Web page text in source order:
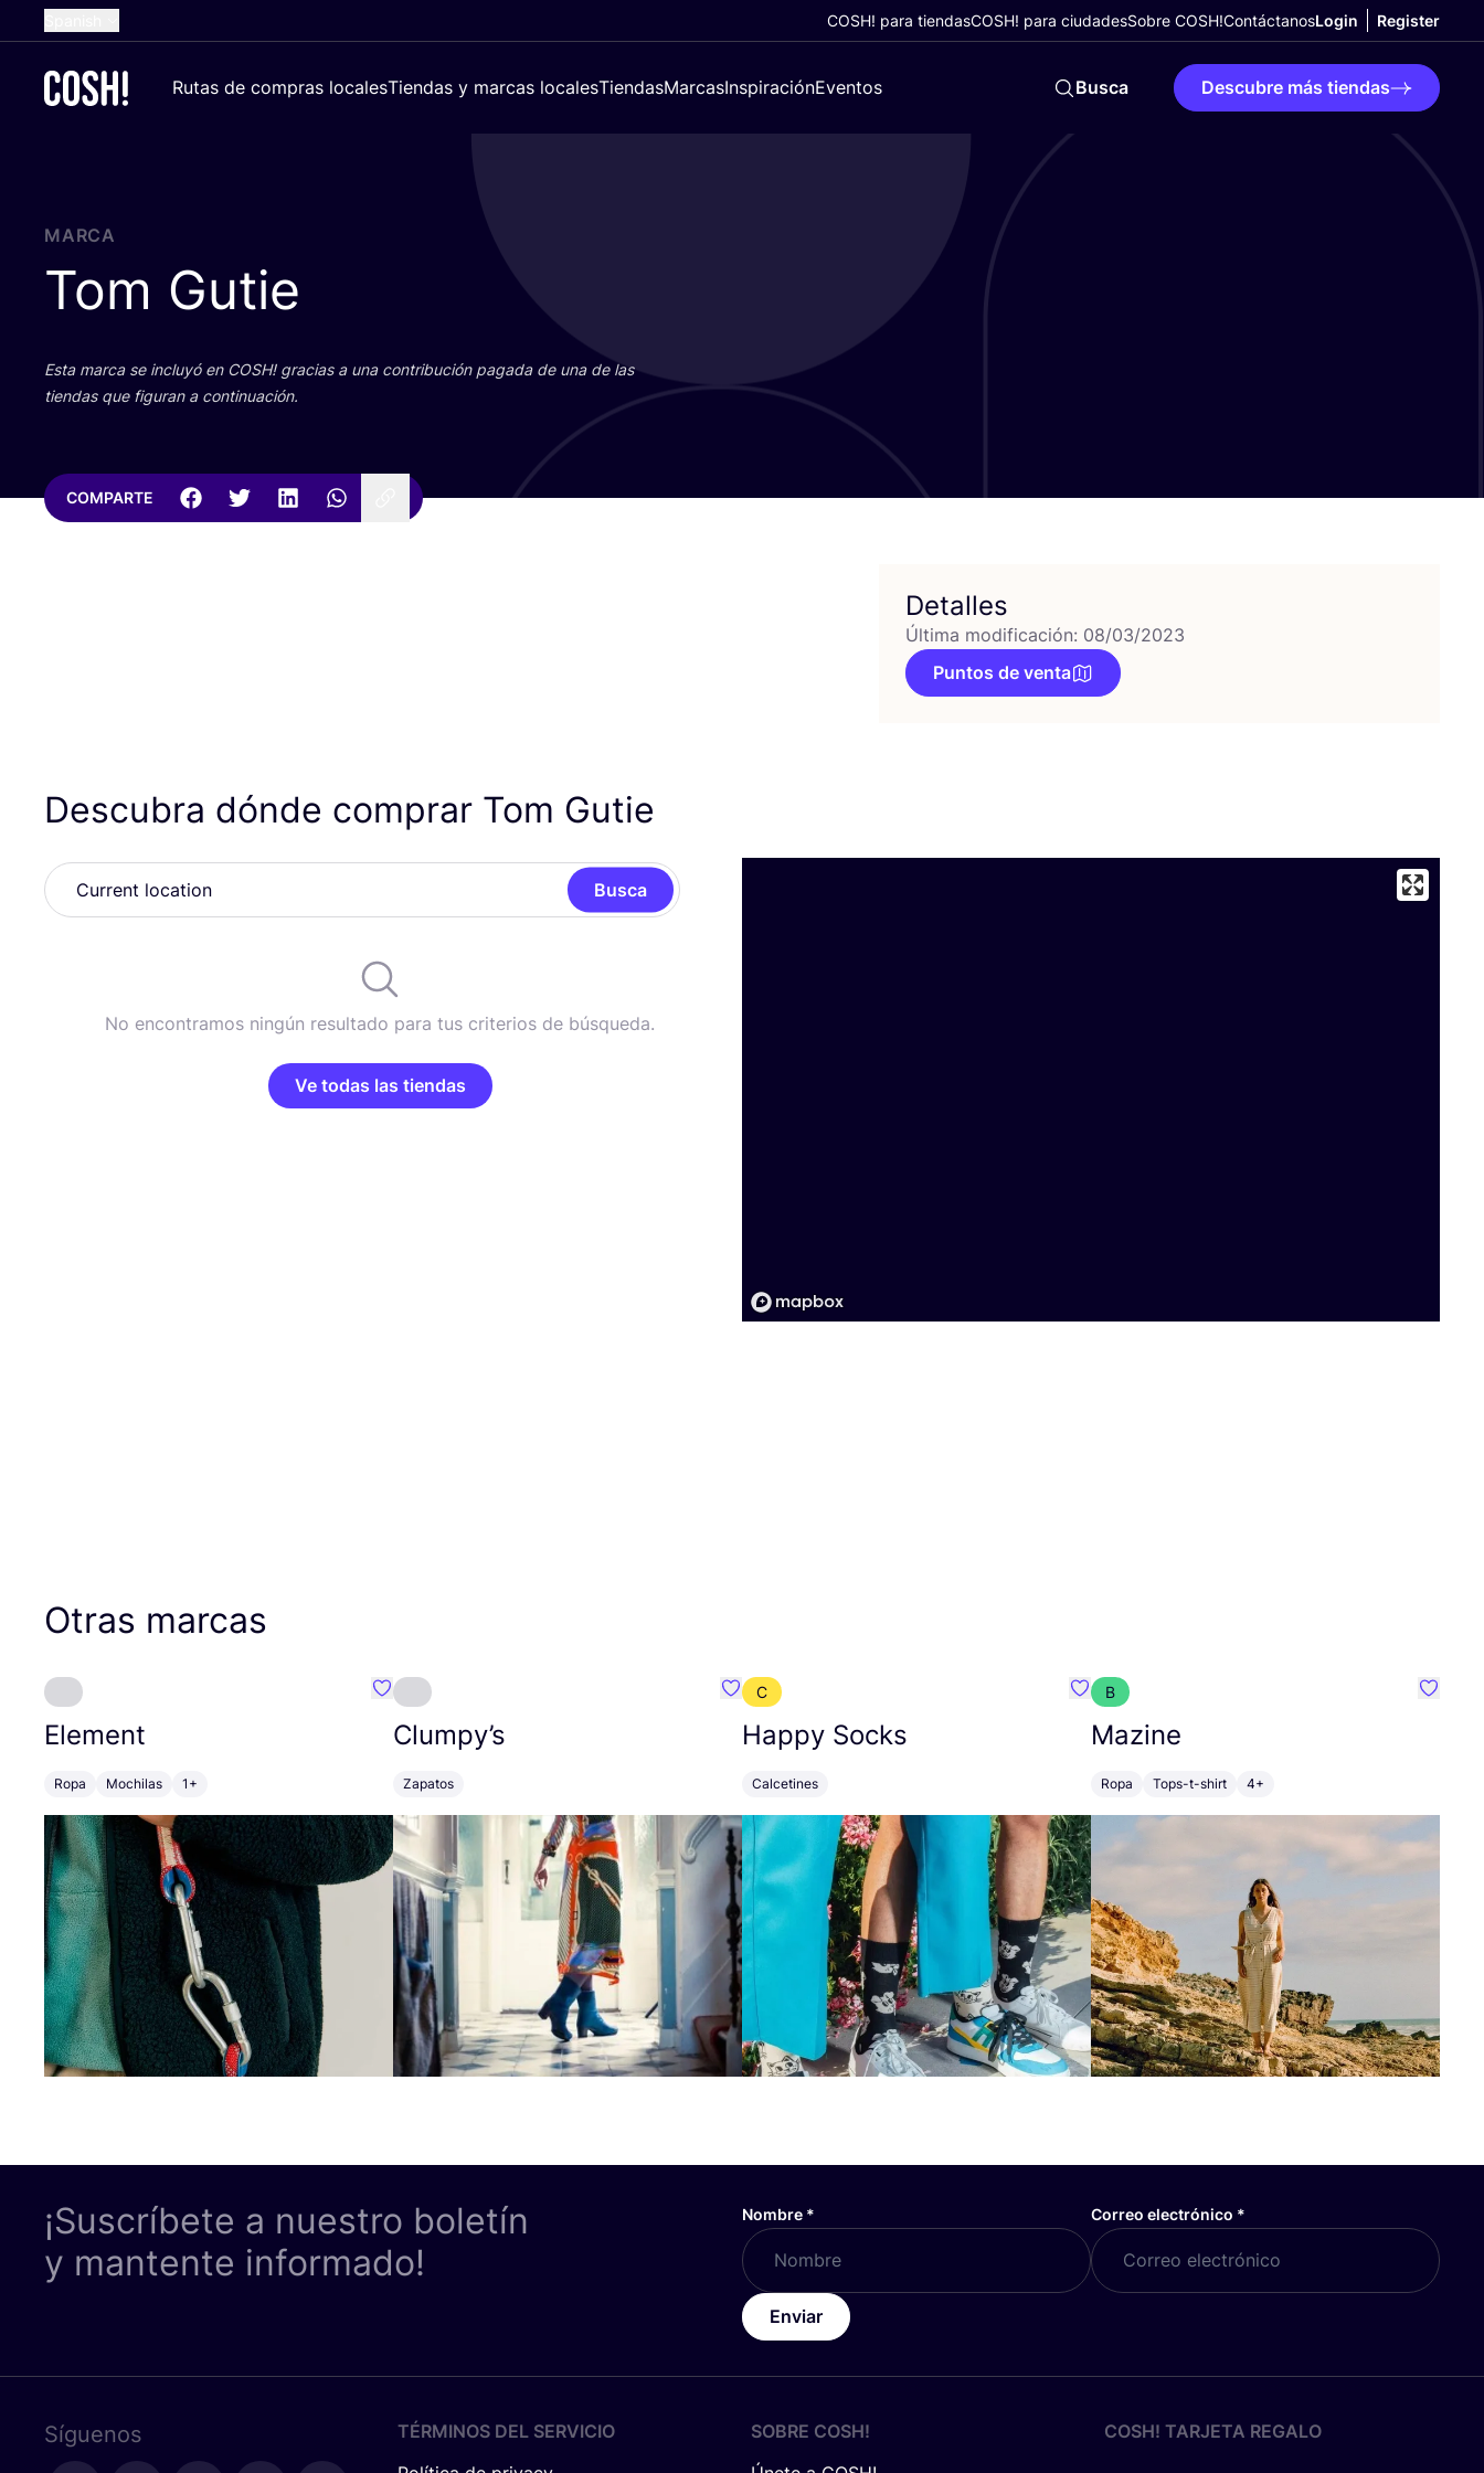
Dutch
Croatian
COSH! para tiendasCOSH! para ciudadesSobre COSH!ContáctanosLogin Register
Rutas de compras localesTiendas y marcas localesTiendasMarcasInspiraciónEventos Busca Descubre más tiendas
MARCA
Tom Gutie
Esta mar­ca se inclu­yó en COSH! gra­cias a una con­tri­bu­ción paga­da de una de las
tien­das que figu­ran a continuación.
COMPARTE
Detalles
Última modificación: 08/03/2023
Puntos de venta
Descubra dónde comprar Tom Gutie
Busca
No encontramos ningún resultado para tus criterios de búsqueda.
Ve todas las tiendas
Otras marcas
Element
Ropa Mochilas 1+
Favoritos {nombre}
Clumpy’s
Zapatos
Favoritos {nombre}
C
Happy Socks
Calcetines
Favoritos {nombre}
B
Mazine
Ropa Tops-t-shirt 4+
¡Suscríbete a nuestro boletín
y mantente informado!
Nombre * Correo electrónico *
Enviar
Síguenos
TÉRMINOS DEL SERVICIO
SOBRE COSH!
COSH! TARJETA REGALO